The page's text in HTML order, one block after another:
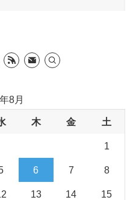
8月
木 金 土
1
6 7 8
13 14 15